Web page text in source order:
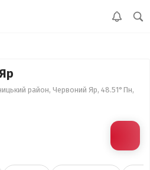
район, Червоний Яр, 48.51°Пн,